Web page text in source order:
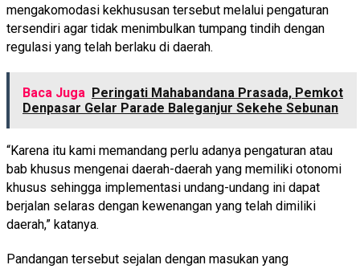
mengakomodasi kekhususan tersebut melalui pengaturan
tersendiri agar tidak menimbulkan tumpang tindih dengan
regulasi yang telah berlaku di daerah.
Baca Juga Peringati Mahabandana Prasada, Pemkot
Denpasar Gelar Parade Baleganjur Sekehe Sebunan
“Karena itu kami memandang perlu adanya pengaturan atau
bab khusus mengenai daerah-daerah yang memiliki otonomi
khusus sehingga implementasi undang-undang ini dapat
berjalan selaras dengan kewenangan yang telah dimiliki
daerah,” katanya.
Pandangan tersebut sejalan dengan masukan yang